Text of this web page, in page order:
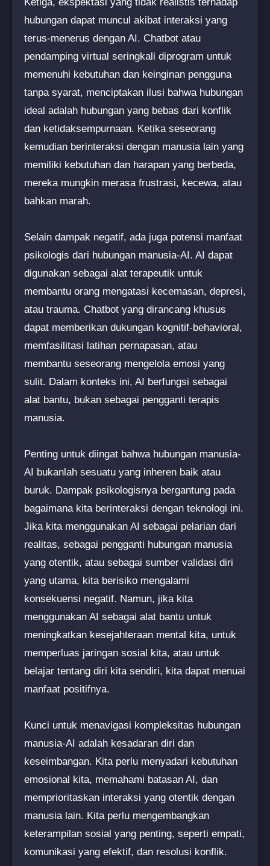
hubungan dapat muncul akibat interaksi yang
terus-menerus dengan AI. Chatbot atau
pendamping virtual seringkali diprogram untuk
memenuhi kebutuhan dan keinginan pengguna
tanpa syarat, menciptakan ilusi bahwa hubungan
ideal adalah hubungan yang bebas dari konflik
dan ketidaksempurnaan. Ketika seseorang
kemudian berinteraksi dengan manusia lain yang
memiliki kebutuhan dan harapan yang berbeda,
mereka mungkin merasa frustrasi, kecewa, atau
bahkan marah.
Selain dampak negatif, ada juga potensi manfaat
psikologis dari hubungan manusia-AI. AI dapat
digunakan sebagai alat terapeutik untuk
membantu orang mengatasi kecemasan, depresi,
atau trauma. Chatbot yang dirancang khusus
dapat memberikan dukungan kognitif-behavioral,
memfasilitasi latihan pernapasan, atau
membantu seseorang mengelola emosi yang
sulit. Dalam konteks ini, AI berfungsi sebagai
alat bantu, bukan sebagai pengganti terapis
manusia.
Penting untuk diingat bahwa hubungan manusia-
AI bukanlah sesuatu yang inheren baik atau
buruk. Dampak psikologisnya bergantung pada
bagaimana kita berinteraksi dengan teknologi ini.
Jika kita menggunakan AI sebagai pelarian dari
realitas, sebagai pengganti hubungan manusia
yang otentik, atau sebagai sumber validasi diri
yang utama, kita berisiko mengalami
konsekuensi negatif. Namun, jika kita
menggunakan AI sebagai alat bantu untuk
meningkatkan kesejahteraan mental kita, untuk
memperluas jaringan sosial kita, atau untuk
belajar tentang diri kita sendiri, kita dapat menuai
manfaat positifnya.
Kunci untuk menavigasi kompleksitas hubungan
manusia-AI adalah kesadaran diri dan
keseimbangan. Kita perlu menyadari kebutuhan
emosional kita, memahami batasan AI, dan
memprioritaskan interaksi yang otentik dengan
manusia lain. Kita perlu mengembangkan
keterampilan sosial yang penting, seperti empati,
komunikasi yang efektif, dan resolusi konflik.